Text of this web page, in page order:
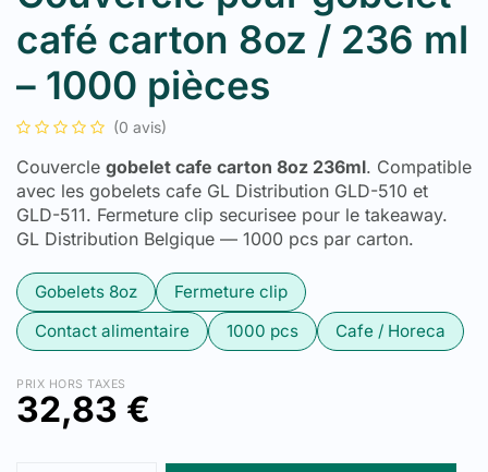
café carton 8oz / 236 ml
– 1000 pièces
(0 avis)
Couvercle gobelet cafe carton 8oz 236ml. Compatible
avec les gobelets cafe GL Distribution GLD-510 et
GLD-511. Fermeture clip securisee pour le takeaway.
GL Distribution Belgique — 1000 pcs par carton.
Gobelets 8oz
Fermeture clip
Contact alimentaire
1000 pcs Cafe / Horeca
PRIX HORS TAXES
32,83 €